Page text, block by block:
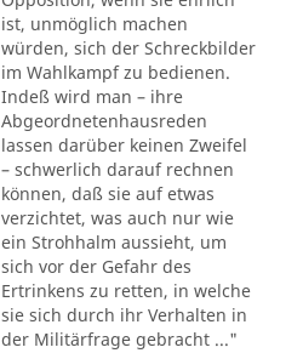
ist, unmöglich machen
würden, sich der Schreckbilder
im Wahlkampf zu bedienen.
Indeß wird man – ihre
Abgeordnetenhausreden
lassen darüber keinen Zweifel
– schwerlich darauf rechnen
können, daß sie auf etwas
verzichtet, was auch nur wie
ein Strohhalm aussieht, um
sich vor der Gefahr des
Ertrinkens zu retten, in welche
sie sich durch ihr Verhalten in
der Militärfrage gebracht ..."